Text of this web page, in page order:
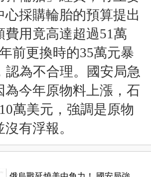
心採購輪胎的預算提出
費用竟高達超過51萬
前更換時的35萬元暴
認為不合理。國安局急
為今年原物料上漲，石
萬美元，強調是原物
有浮報。